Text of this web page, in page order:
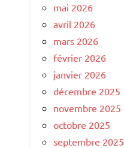
mai 2026
avril 2026
mars 2026
février 2026
janvier 2026
décembre 2025
novembre 2025
octobre 2025
septembre 2025